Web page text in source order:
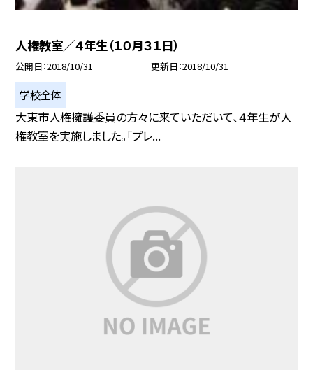
人権教室／４年生（１０月３１日）
公開日 2018/10/31 更新日 2018/10/31
学校全体
大東市人権擁護委員の方々に来ていただいて、４年生が人
権教室を実施しました。「プレ...